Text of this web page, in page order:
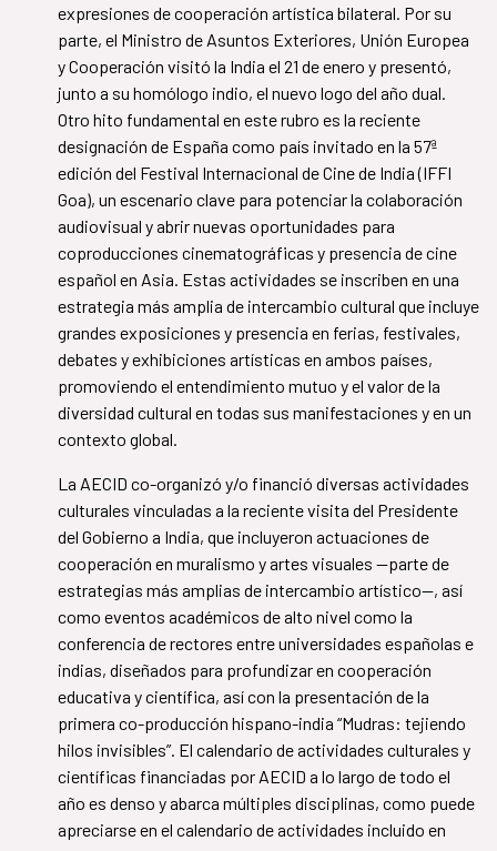
expresiones de cooperación artística bilateral. Por su
parte, el Ministro de Asuntos Exteriores, Unión Europea
y Cooperación visitó la India el 21 de enero y presentó,
junto a su homólogo indio, el nuevo logo del año dual.
Otro hito fundamental en este rubro es la reciente
designación de España como país invitado en la 57ª
edición del Festival Internacional de Cine de India (IFFI
Goa), un escenario clave para potenciar la colaboración
audiovisual y abrir nuevas oportunidades para
coproducciones cinematográficas y presencia de cine
español en Asia. Estas actividades se inscriben en una
estrategia más amplia de intercambio cultural que incluye
grandes exposiciones y presencia en ferias, festivales,
debates y exhibiciones artísticas en ambos países,
promoviendo el entendimiento mutuo y el valor de la
diversidad cultural en todas sus manifestaciones y en un
contexto global.
La AECID co-organizó y/o financió diversas actividades
culturales vinculadas a la reciente visita del Presidente
del Gobierno a India, que incluyeron actuaciones de
cooperación en muralismo y artes visuales —parte de
estrategias más amplias de intercambio artístico—, así
como eventos académicos de alto nivel como la
conferencia de rectores entre universidades españolas e
indias, diseñados para profundizar en cooperación
educativa y científica, así con la presentación de la
primera co-producción hispano-india “Mudras: tejiendo
hilos invisibles”. El calendario de actividades culturales y
científicas financiadas por AECID a lo largo de todo el
año es denso y abarca múltiples disciplinas, como puede
apreciarse en el calendario de actividades incluido en